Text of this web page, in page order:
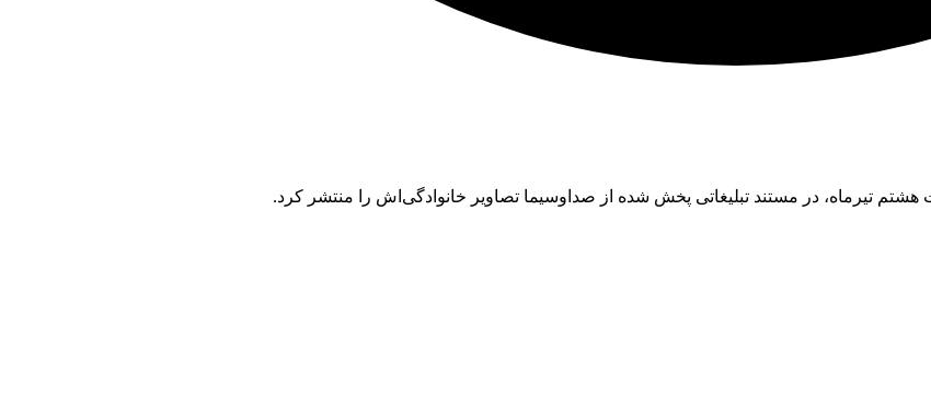
هشتم تیرماه، در مستند تبلیغاتی پخش شده از صداوسیما تصاویر خانوادگی‌اش را منتشر کرد.